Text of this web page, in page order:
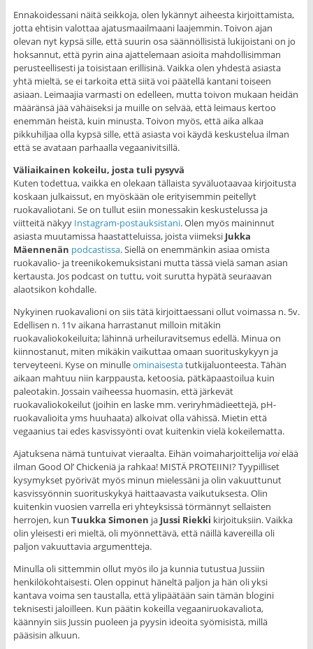
Ennakoidessani näitä seikkoja, olen lykännyt aiheesta kirjoittamista,
jotta ehtisin valottaa ajatusmaailmaani laajemmin. Toivon ajan
olevan nyt kypsä sille, että suurin osa säännöllisistä lukijoistani on jo
hoksannut, että pyrin aina ajattelemaan asioita mahdollisimman
perusteellisesti ja toisistaan erillisinä. Vaikka olen yhdestä asiasta
yhtä mieltä, se ei tarkoita että siitä voi päätellä kantani toiseen
asiaan. Leimaajia varmasti on edelleen, mutta toivon mukaan heidän
määränsä jää vähäiseksi ja muille on selvää, että leimaus kertoo
enemmän heistä, kuin minusta. Toivon myös, että aika alkaa
pikkuhiljaa olla kypsä sille, että asiasta voi käydä keskustelua ilman
että se avataan parhaalla vegaanivitsillä.
Väliaikainen kokeilu, josta tuli pysyvä
Kuten todettua, vaikka en olekaan tällaista syväluotaavaa kirjoitusta
koskaan julkaissut, en myöskään ole erityisemmin peitellyt
ruokavaliotani. Se on tullut esiin monessakin keskustelussa ja
viitteitä näkyy Instagram-postauksistani. Olen myös maininnut
asiasta muutamissa haastatteluissa, joista viimeksi Jukka
Mäennenän podcastissa. Siellä on enemmänkin asiaa omista
ruokavalio- ja treenikokemuksistani mutta tässä vielä saman asian
kertausta. Jos podcast on tuttu, voit surutta hypätä seuraavan
alaotsikon kohdalle.
Nykyinen ruokavalioni on siis tätä kirjoittaessani ollut voimassa n. 5v.
Edellisen n. 11v aikana harrastanut milloin mitäkin
ruokavaliokokeiluita; lähinnä urheiluravitsemus edellä. Minua on
kiinnostanut, miten mikäkin vaikuttaa omaan suorituskykyyn ja
terveyteeni. Kyse on minulleominaisestatutkijaluonteesta. Tähän
aikaan mahtuu niin karppausta, ketoosia, pätkäpaastoilua kuin
paleotakin. Jossain vaiheessa huomasin, että järkevät
ruokavaliokokeilut (joihin en laske mm. veriryhmädieettejä, pH-
ruokavalioita yms huuhaata) alkoivat olla vähissä. Mietin että
vegaanius tai edes kasvissyönti ovat kuitenkin vielä kokeilematta.
Ajatuksena nämä tuntuivat vieraalta. Eihän voimaharjoittelijavoielää
ilman Good Ol’ Chickeniä ja rahkaa! MISTÄ PROTEIINI? Tyypilliset
kysymykset pyörivät myös minun mielessäni ja olin vakuuttunut
kasvissyönnin suorituskykyä haittaavasta vaikutuksesta. Olin
kuitenkin vuosien varrella eri yhteyksissä törmännyt sellaisten
herrojen, kun Tuukka Simonen ja Jussi Riekki kirjoituksiin. Vaikka
olin yleisesti eri mieltä, oli myönnettävä, että näillä kavereilla oli
paljon vakuuttavia argumentteja.
Minulla oli sittemmin ollut myös ilo ja kunnia tutustua Jussiin
henkilökohtaisesti. Olen oppinut häneltä paljon ja hän oli yksi
kantava voima sen taustalla, että ylipäätään sain tämän blogini
teknisesti jaloilleen. Kun päätin kokeilla vegaaniruokavaliota,
käännyin siis Jussin puoleen ja pyysin ideoita syömisistä, millä
pääsisin alkuun.